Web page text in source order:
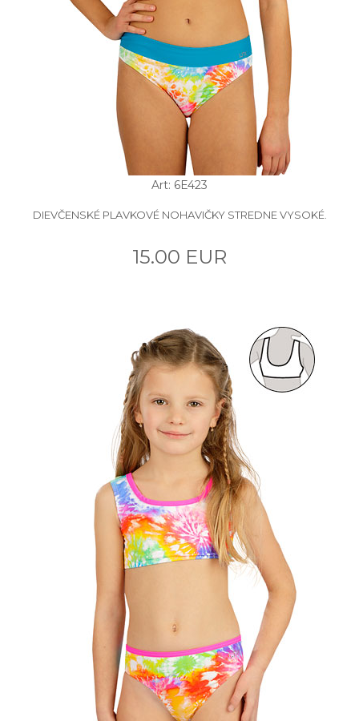
Art: 6E423
DIEVČENSKÉ PLAVKOVÉ NOHAVIČKY STREDNE VYSOKÉ.
15.00 EUR